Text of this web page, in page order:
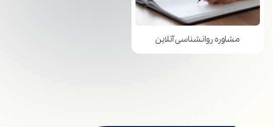
مشاوره روانشناسی آنلاین